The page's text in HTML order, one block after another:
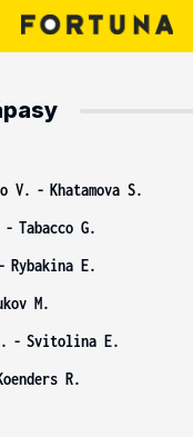
V. - Khatamova S.
- Tabacco G.
- Rybakina E.
M.
- Svitolina E.
R.